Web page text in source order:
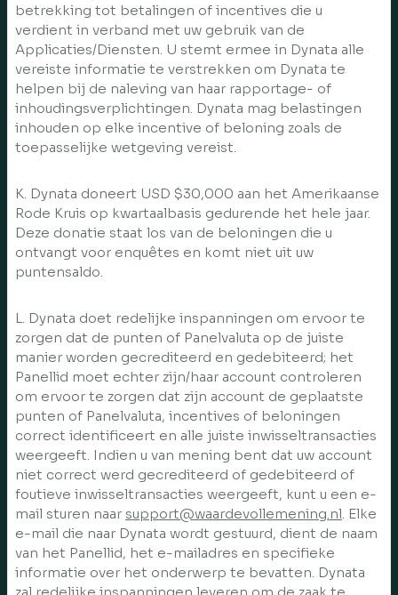
betrekking tot betalingen of incentives die u
verdient in verband met uw gebruik van de
Applicaties/Diensten. U stemt ermee in Dynata alle
vereiste informatie te verstrekken om Dynata te
helpen bij de naleving van haar rapportage- of
inhoudingsverplichtingen. Dynata mag belastingen
inhouden op elke incentive of beloning zoals de
toepasselijke wetgeving vereist.
K. Dynata doneert USD $30,000 aan het Amerikaanse
Rode Kruis op kwartaalbasis gedurende het hele jaar.
Deze donatie staat los van de beloningen die u
ontvangt voor enquêtes en komt niet uit uw
puntensaldo.
L. Dynata doet redelijke inspanningen om ervoor te
zorgen dat de punten of Panelvaluta op de juiste
manier worden gecrediteerd en gedebiteerd; het
Panellid moet echter zijn/haar account controleren
om ervoor te zorgen dat zijn account de geplaatste
punten of Panelvaluta, incentives of beloningen
correct identificeert en alle juiste inwisseltransacties
weergeeft. Indien u van mening bent dat uw account
niet correct werd gecrediteerd of gedebiteerd of
foutieve inwisseltransacties weergeeft, kunt u een e-
mail sturen naar support@waardevollemening.nl. Elke
e-mail die naar Dynata wordt gestuurd, dient de naam
van het Panellid, het e-mailadres en specifieke
informatie over het onderwerp te bevatten. Dynata